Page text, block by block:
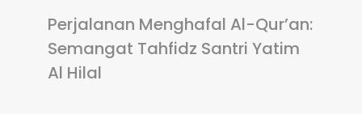
Perjalanan Menghafal Al-Qur’an:
Semangat Tahfidz Santri Yatim
Al Hilal